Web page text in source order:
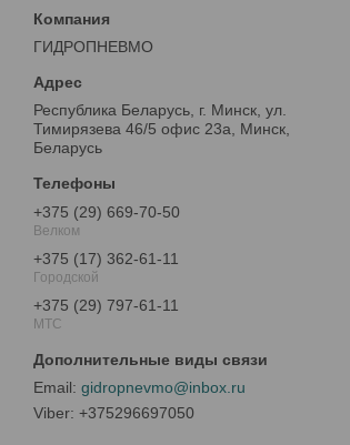
ГИДРОПНЕВМО
Республика Беларусь, г. Минск, ул.
Тимирязева 46/5 офис 23а, Минск,
Беларусь
+375 (29) 669-70-50
Велком
+375 (17) 362-61-11
Городской
+375 (29) 797-61-11
МТС
gidropnevmo@inbox.ru
+375296697050